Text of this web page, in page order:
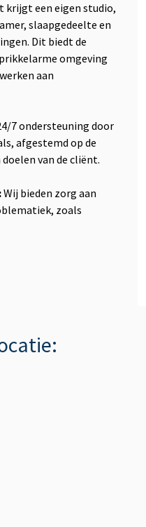
krijgt een eigen studio,
slaapgedeelte en
Dit biedt de
omgeving
aan
7 ondersteuning door
afgestemd op de
van de cliënt.
Wij bieden zorg aan
zoals